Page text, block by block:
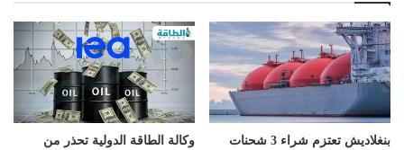
بنغلاديش تعتزم شراء 3 شحنات
وكالة الطاقة الدولية تحذر من